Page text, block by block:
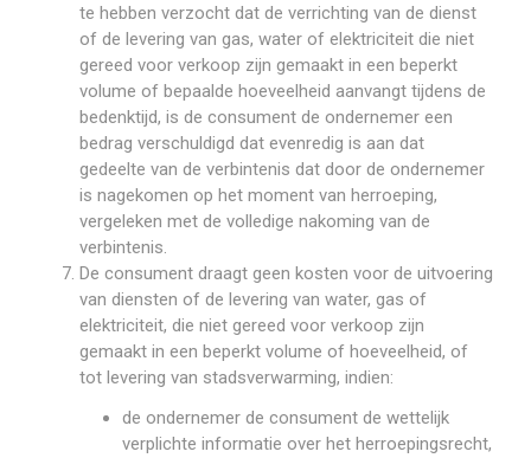
te hebben verzocht dat de verrichting van de dienst
of de levering van gas, water of elektriciteit die niet
gereed voor verkoop zijn gemaakt in een beperkt
volume of bepaalde hoeveelheid aanvangt tijdens de
bedenktijd, is de consument de ondernemer een
bedrag verschuldigd dat evenredig is aan dat
gedeelte van de verbintenis dat door de ondernemer
is nagekomen op het moment van herroeping,
vergeleken met de volledige nakoming van de
verbintenis.
De consument draagt geen kosten voor de uitvoering
van diensten of de levering van water, gas of
elektriciteit, die niet gereed voor verkoop zijn
gemaakt in een beperkt volume of hoeveelheid, of
tot levering van stadsverwarming, indien:
de ondernemer de consument de wettelijk
verplichte informatie over het herroepingsrecht,